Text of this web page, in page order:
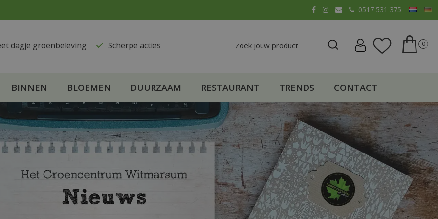
0517 531 375
dagje groenbeleving ​Scherpe acties
BINNEN BLOEMEN DUURZAAM RESTAURANT TRENDS CONTACT